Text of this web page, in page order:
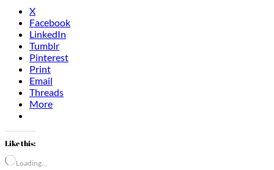
X
Facebook
LinkedIn
Tumblr
Pinterest
Print
Email
Threads
More
Like this:
Loading…